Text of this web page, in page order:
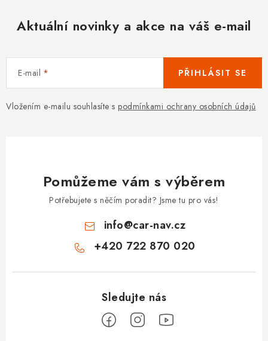
Aktuální novinky a akce na váš e-mail
E-mail
Vložením e-mailu souhlasíte s podmínkami ochrany osobních údajů
PŘIHLÁSIT SE
Pomůžeme vám s výběrem
Potřebujete s něčím poradit? Jsme tu pro vás!
info@car-nav.cz
+420 722 870 020